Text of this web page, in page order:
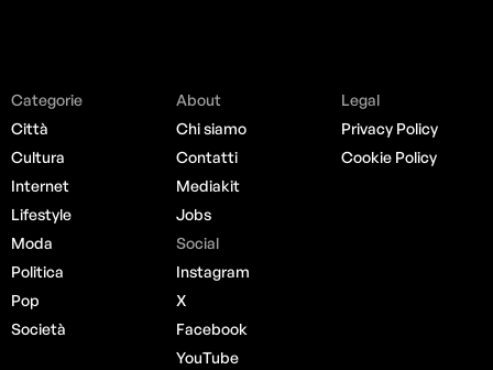
Categorie
Città
Cultura
Internet
Lifestyle
Moda
Politica
Pop
Società
About
Chi siamo
Contatti
Mediakit
Jobs
Social
Instagram
X
Facebook
YouTube
Legal
Privacy Policy
Cookie Policy